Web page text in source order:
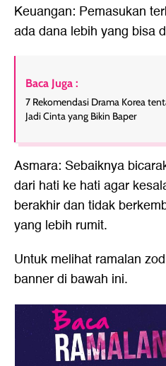
Keuangan: Pemasukan
ada dana lebih yang bisa
Baca Juga :
7 Rekomendasi Drama Korea
Jadi Cinta yang Bikin Baper
Asmara: Sebaiknya
dari hati ke hati agar
berakhir dan tidak
yang lebih rumit.
Untuk melihat ramalan
banner di bawah ini.